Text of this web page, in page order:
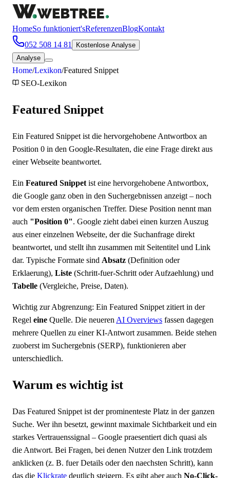
HomeSo funktioniert'sReferenzenBlogKontakt
052 508 14 81
Kostenlose Analyse
Analyse
Home/Lexikon/Featured Snippet
SEO-Lexikon
Featured Snippet
Ein Featured Snippet ist die hervorgehobene Antwortbox an
Position 0 in den Google-Resultaten, die eine Frage direkt aus
einer Webseite beantwortet.
Ein Featured Snippet ist eine hervorgehobene Antwortbox,
die Google ganz oben in den Suchergebnissen anzeigt – noch
vor dem ersten organischen Treffer. Diese Position nennt man
auch "Position 0". Google zieht dabei einen kurzen Auszug
aus einer einzelnen Webseite, der die Suchanfrage direkt
beantwortet, und stellt ihn zusammen mit Seitentitel und Link
dar. Typische Formate sind Absatz (Definition oder
Erklaerung), Liste (Schritt-fuer-Schritt oder Aufzaehlung) und
Tabelle (Vergleiche, Preise, Daten).
Wichtig zur Abgrenzung: Ein Featured Snippet zitiert in der
Regel eine Quelle. Die neueren AI Overviews fassen dagegen
mehrere Quellen zu einer KI-Antwort zusammen. Beide stehen
zuoberst im Suchergebnis (SERP), funktionieren aber
unterschiedlich.
Warum es wichtig ist
Das Featured Snippet ist der prominenteste Platz in der ganzen
Suche. Wer ihn besetzt, gewinnt maximale Sichtbarkeit und ein
starkes Vertrauenssignal – Google praesentiert dich quasi als
die Antwort. Bei Fragen, bei denen Nutzer den Link trotzdem
anklicken (z. B. fuer Details oder den naechsten Schritt), kann
das die Klickrate deutlich steigern. Es gibt aber auch No-Click-